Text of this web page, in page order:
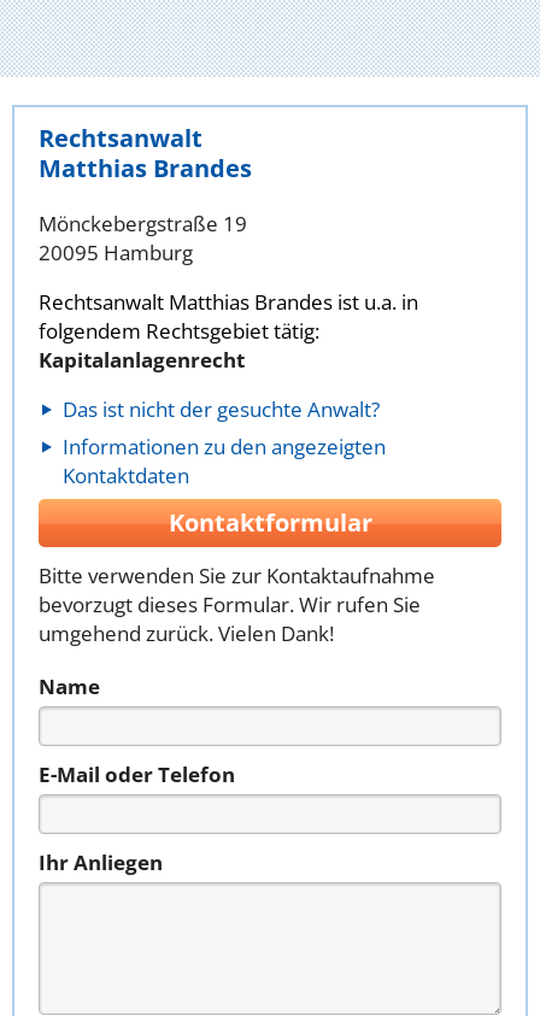
Rechtsanwalt
Matthias Brandes
Mönckebergstraße 19
20095 Hamburg
Rechtsanwalt Matthias Brandes ist u.a. in
folgendem Rechtsgebiet tätig:
Kapitalanlagenrecht
Das ist nicht der gesuchte Anwalt?
Informationen zu den angezeigten
Kontaktdaten
Kontaktformular
Bitte verwenden Sie zur Kontaktaufnahme
bevorzugt dieses Formular. Wir rufen Sie
umgehend zurück. Vielen Dank!
Name
E-Mail oder Telefon
Ihr Anliegen